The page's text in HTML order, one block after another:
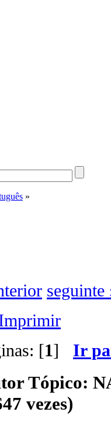
»
seguinte
[1] Ir
Tópico:
vezes)